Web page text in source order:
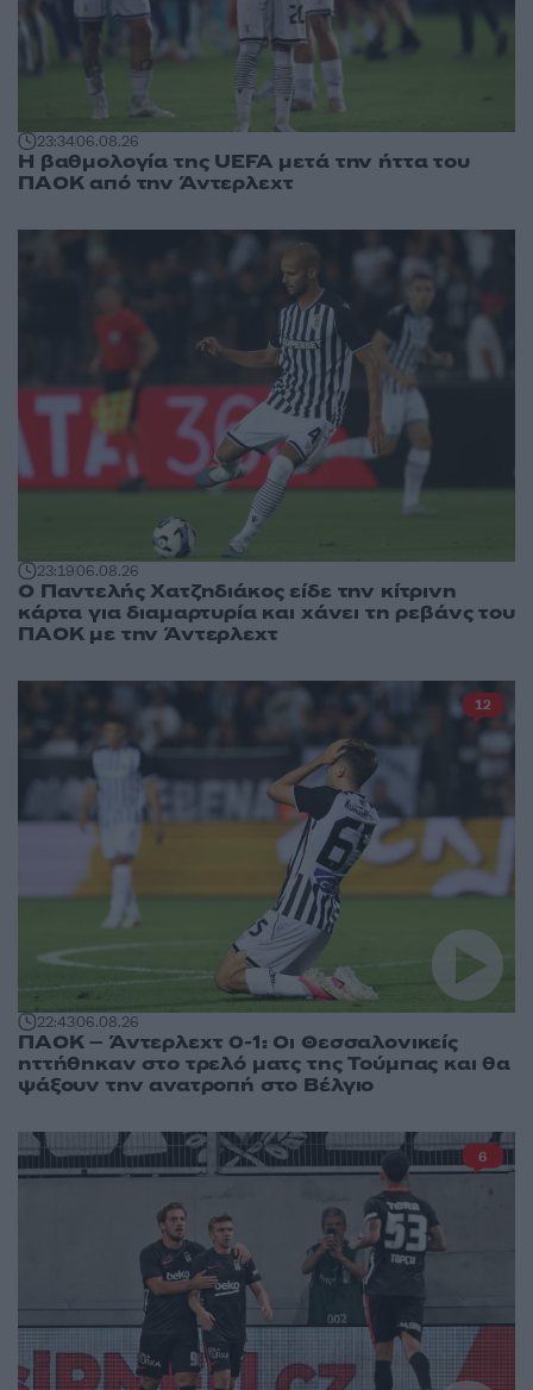
23:3406.08.26
Η βαθμολογία της UEFA μετά την ήττα του
ΠΑΟΚ από την Άντερλεχτ
23:1906.08.26
Ο Παντελής Χατζηδιάκος είδε την κίτρινη
κάρτα για διαμαρτυρία και χάνει τη ρεβάνς του
ΠΑΟΚ με την Άντερλεχτ
22:4306.08.26
ΠΑΟΚ – Άντερλεχτ 0-1: Οι Θεσσαλονικείς
ηττήθηκαν στο τρελό ματς της Τούμπας και θα
ψάξουν την ανατροπή στο Βέλγιο
12
6